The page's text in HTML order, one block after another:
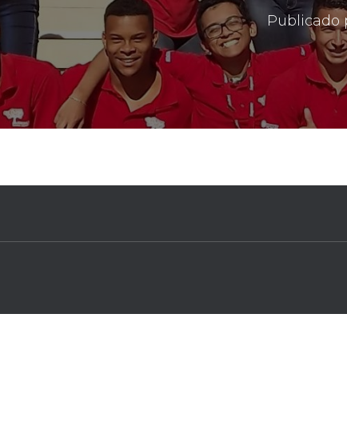
Publicado